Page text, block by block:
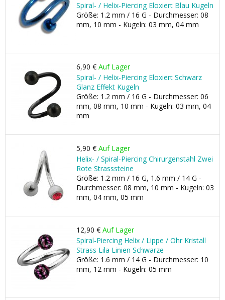
Spiral- / Helix-Piercing Eloxiert Blau Kugeln
Größe: 1.2 mm / 16 G - Durchmesser: 08
mm, 10 mm - Kugeln: 03 mm, 04 mm
6,90 € Auf Lager
Spiral- / Helix-Piercing Eloxiert Schwarz
Glanz Effekt Kugeln
Größe: 1.2 mm / 16 G - Durchmesser: 06
mm, 08 mm, 10 mm - Kugeln: 03 mm, 04
mm
5,90 € Auf Lager
Helix- / Spiral-Piercing Chirurgenstahl Zwei
Rote Strasssteine
Größe: 1.2 mm / 16 G, 1.6 mm / 14 G -
Durchmesser: 08 mm, 10 mm - Kugeln: 03
mm, 04 mm, 05 mm
12,90 € Auf Lager
Spiral-Piercing Helix / Lippe / Ohr Kristall
Strass Lila Linien Schwarze
Größe: 1.6 mm / 14 G - Durchmesser: 10
mm, 12 mm - Kugeln: 05 mm